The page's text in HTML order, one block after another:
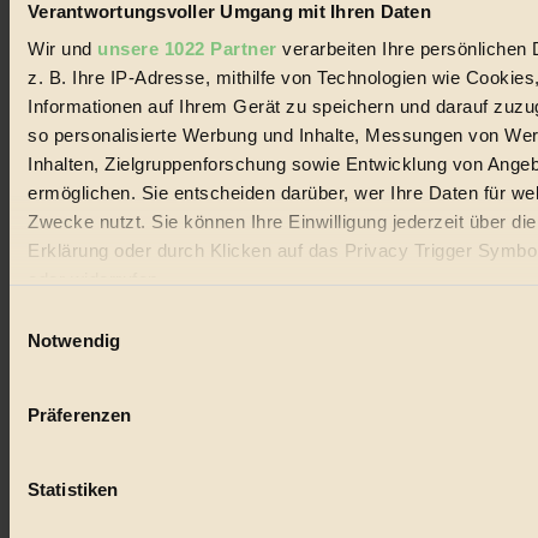
Verantwortungsvoller Umgang mit Ihren Daten
Wir und unsere 1022 Partner verarbeiten Ihre persönlichen
z. B. Ihre IP-Adresse, mithilfe von Technologien wie
Informationen auf Ihrem Gerät zu speichern und darauf
so personalisierte Werbung und Inhalte, Messungen von
Inhalten, Zielgruppenforschung sowie Entwicklung von
ermöglichen. Sie entscheiden darüber, wer Ihre Daten für
Zwecke nutzt. Sie können Ihre Einwilligung jederzeit über
Erklärung oder durch Klicken auf das Privacy Trigger
Wenn Sie es erlauben, würden wir auch gerne:
Ihr Gerät durch aktives Scannen nach bestimmten
Erfahren Sie mehr darüber, wie Ihre persönlichen Daten
Notwendig
Präferenzen
Statistiken
Neue Regeln für RadlerInnen in
Österreich
entgeltliche Einschaltung Reisen & Mobilität
Am 1...